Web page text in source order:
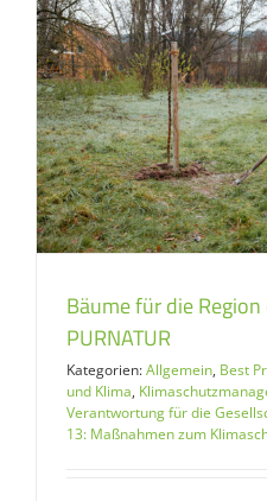
Bäume für die Region
PURNATUR
Kategorien:Allgemein, Best
und Klima,
Verantwortung für die
13: Maßnahmen zum